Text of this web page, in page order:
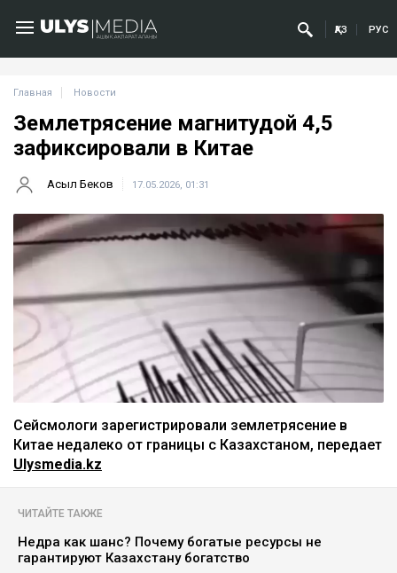
ҚАЗ РУС
Главная Новости
Землетрясение магнитудой 4,5
зафиксировали в Китае
Асыл Беков 17.05.2026, 01:31
Сейсмологи зарегистрировали землетрясение в
Китае недалеко от границы с Казахстаном, передает
Ulysmedia.kz
ЧИТАЙТЕ ТАКЖЕ
Недра как шанс? Почему богатые ресурсы не
гарантируют Казахстану богатство